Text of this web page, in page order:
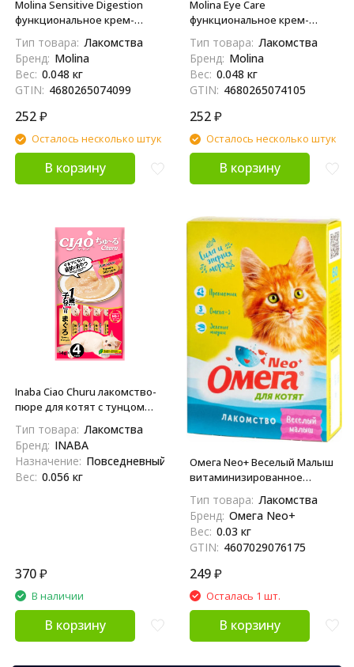
Molina Sensitive Digestion
функциональное крем-
кошек и котят, для
поддержания метаболизма,
с креветками - 48 г
Тип товара: Лакомства
Бренд: Molina
Вес: 0.048 кг
GTIN: 4680265074099
252₽
Осталось несколько штук
В корзину
Molina Eye Care
функциональное крем-
кошек и котят, для здоровья
глаз, с морским гребешком -
48 г
Тип товара: Лакомства
Бренд: Molina
Вес: 0.048 кг
GTIN: 4680265074105
252₽
Осталось несколько штук
В корзину
Inaba Ciao Churu лакомство-
пюре для котят с тунцом
Тип товара: Лакомства
Бренд: INABA
Назначение: Повседневный
Вес: 0.056 кг
370₽
В наличии
В корзину
Омега Neo+ Веселый Малыш
витаминизированное
пребиотиком и таурином -
90 таблеток
Тип товара: Лакомства
Бренд: Омега Neo+
Вес: 0.03 кг
GTIN: 4607029076175
249₽
Осталась 1 шт.
В корзину